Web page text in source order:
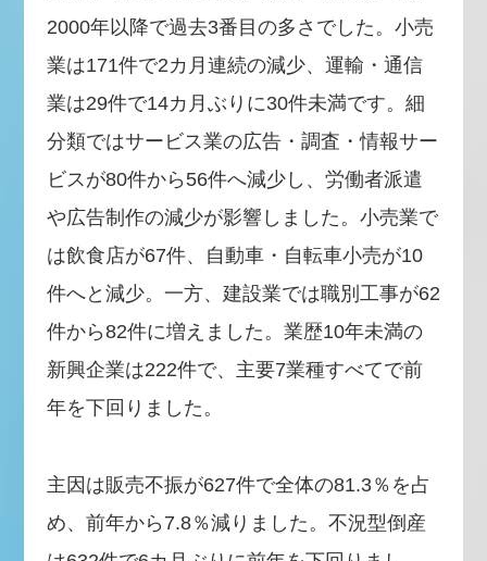
2000年以降で過去3番目の多さでした。小売
業は171件で2カ月連続の減少、運輸・通信
業は29件で14カ月ぶりに30件未満です。細
分類ではサービス業の広告・調査・情報サー
ビスが80件から56件へ減少し、労働者派遣
や広告制作の減少が影響しました。小売業で
は飲食店が67件、自動車・自転車小売が10
件へと減少。一方、建設業では職別工事が62
件から82件に増えました。業歴10年未満の
新興企業は222件で、主要7業種すべてで前
年を下回りました。
主因は販売不振が627件で全体の81.3％を占
め、前年から7.8％減りました。不況型倒産